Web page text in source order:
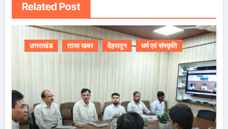
Related Post
उत्तराखंड ताजा खबर देहरादून धर्म एवं संस्कृति